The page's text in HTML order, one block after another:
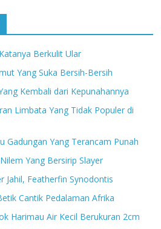
Berkulit Ular
Yang Suka Bersih-Bersih
Kembali dari Kepunahannya
Limbata Yang Tidak Populer di
Gadungan Yang Terancam Punah
Yang Bersirip Slayer
Jahil, Featherfin Synodontis
Cantik Pedalaman Afrika
Harimau Air Kecil Berukuran 2cm